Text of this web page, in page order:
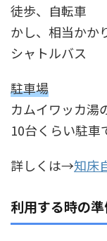
徒歩、自転車
かし、相当かか
シャトルバス
駐車場
カムイワッカ湯
10台くらい駐車
詳しくは→知床
利用する時の